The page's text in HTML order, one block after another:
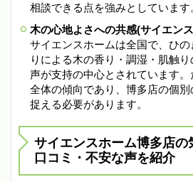
相談できる点を強みとしています
木の心地よさへの共感(サイエン
サイエンスホームは全国で、ひの
りによる木の香り・調湿・肌触
声が支持の中心とされています
全体の傾向であり、博多店の個
捉える必要があります。
サイエンスホーム博多店の
口コミ・不安な声を紹介